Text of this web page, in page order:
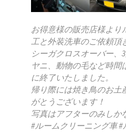
お得意様の販売店様より
工と外装洗車のご依頼頂
シーガクロスオーバー、
ヤニ、動物の毛など時
に終了いたしました。
帰り際には焼き鳥のお土
がとうございます！
写真はアフターのみしか
#ルームクリーニング車